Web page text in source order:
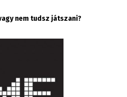
nem tudsz játszani?